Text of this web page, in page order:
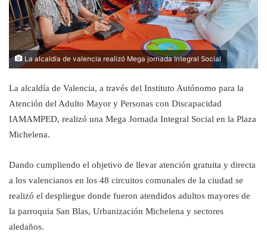
La alcaldía de valencia realizó Mega jornada Integral Social
La alcaldía de Valencia, a través del Instituto Autónomo para la
Atención del Adulto Mayor y Personas con Discapacidad
IAMAMPED, realizó una Mega Jornada Integral Social en la Plaza
Michelena.
Dando cumpliendo el objetivo de llevar atención gratuita y directa
a los valencianos en los 48 circuitos comunales de la ciudad se
realizó el despliegue donde fueron atendidos adultos mayores de
la parroquia San Blas, Urbanización Michelena y sectores
aledaños.